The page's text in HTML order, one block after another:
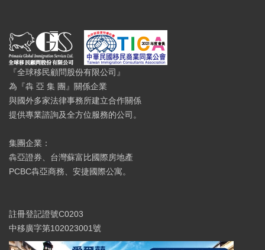
『全球移民顧問股份有限公司』
為『犇 亞 集 團』關係企業
與國外多家法律事務所建立合作關係
提供專業諮詢及全方位服務的公司。
集團企業：
犇亞證券、台灣蘇富比國際房地產
PCBC犇亞商務、安捷國際公寓。
註冊登記證號C0203
中移廣字第102023001號